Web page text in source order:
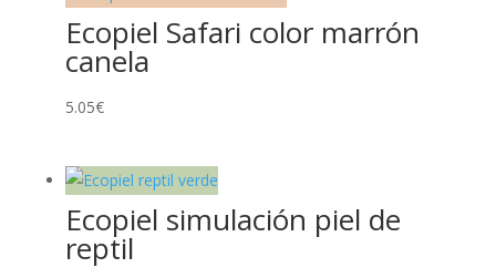
Ecopiel Safari color marrón
canela
5.05€
Ecopiel simulación piel de
reptil